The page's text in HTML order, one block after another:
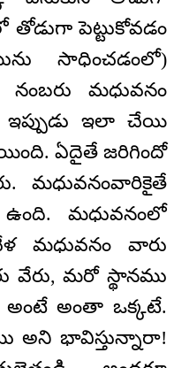
పెట్టుకోవడం
సాధించడంలో)
మధువనం
ఇప్పుడు ఇలా చేయి
ఏదైతే జరిగిందో
మధువనంవారికైతే
మధువనంలో
మధువనం వారు
వేరు, మరో స్థానము
అంటే అంతా ఒక్కటే.
అని భావిస్తున్నారా!